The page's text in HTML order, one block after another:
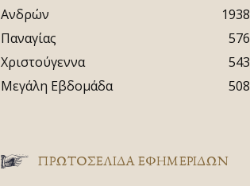
Ανδρών
1938
Παναγίας
576
Χριστούγεννα
543
Μεγάλη Εβδομάδα
508
ΠΡΩΤΟΣΈΛΙΔΑ ΕΦΗΜΕΡΊΔΩΝ